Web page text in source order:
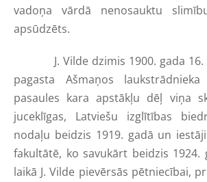
vadoņa vārdā nenosauktu
apsūdzēts.
J. Vilde dzimis 1900. gada 16.
pagasta Ašmaņos
pasaules kara apstākļu dēļ viņa
juceklīgas, Latviešu izglītības
nodaļu beidzis 1919. gadā un
fakultātē, ko savukārt beidzis 1924.
laikā J. Vilde pievērsās pētniecībai,